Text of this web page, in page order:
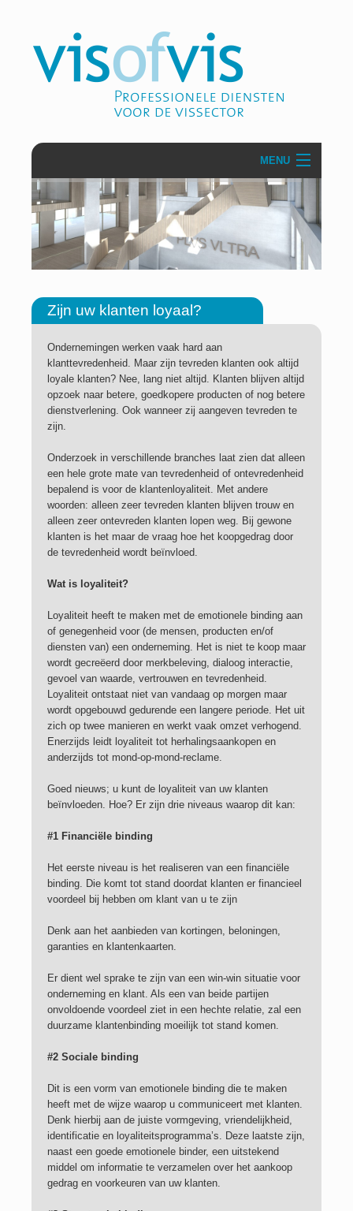
MENU
Over VisofVis
Projecten
Communicatie & PR
Zakelijke dienstverlening
Contact
Zijn uw klanten loyaal?
Ondernemingen werken vaak hard aan
klanttevredenheid. Maar zijn tevreden klanten ook altijd
loyale klanten? Nee, lang niet altijd. Klanten blijven altijd
opzoek naar betere, goedkopere producten of nog betere
dienstverlening. Ook wanneer zij aangeven tevreden te
zijn.
Onderzoek in verschillende branches laat zien dat alleen
een hele grote mate van tevredenheid of ontevredenheid
bepalend is voor de klantenloyaliteit. Met andere
woorden: alleen zeer tevreden klanten blijven trouw en
alleen zeer ontevreden klanten lopen weg. Bij gewone
klanten is het maar de vraag hoe het koopgedrag door
de tevredenheid wordt beïnvloed.
Wat is loyaliteit?
Loyaliteit heeft te maken met de emotionele binding aan
of genegenheid voor (de mensen, producten en/of
diensten van) een onderneming. Het is niet te koop maar
wordt gecreëerd door merkbeleving, dialoog interactie,
gevoel van waarde, vertrouwen en tevredenheid.
Loyaliteit ontstaat niet van vandaag op morgen maar
wordt opgebouwd gedurende een langere periode. Het uit
zich op twee manieren en werkt vaak omzet verhogend.
Enerzijds leidt loyaliteit tot herhalingsaankopen en
anderzijds tot mond-op-mond-reclame.
Goed nieuws; u kunt de loyaliteit van uw klanten
beïnvloeden. Hoe? Er zijn drie niveaus waarop dit kan:
#1 Financiële binding
Het eerste niveau is het realiseren van een financiële
binding. Die komt tot stand doordat klanten er financieel
voordeel bij hebben om klant van u te zijn
Denk aan het aanbieden van kortingen, beloningen,
garanties en klantenkaarten.
Er dient wel sprake te zijn van een win-win situatie voor
onderneming en klant. Als een van beide partijen
onvoldoende voordeel ziet in een hechte relatie, zal een
duurzame klantenbinding moeilijk tot stand komen.
#2 Sociale binding
Dit is een vorm van emotionele binding die te maken
heeft met de wijze waarop u communiceert met klanten.
Denk hierbij aan de juiste vormgeving, vriendelijkheid,
identificatie en loyaliteitsprogramma’s. Deze laatste zijn,
naast een goede emotionele binder, een uitstekend
middel om informatie te verzamelen over het aankoop
gedrag en voorkeuren van uw klanten.